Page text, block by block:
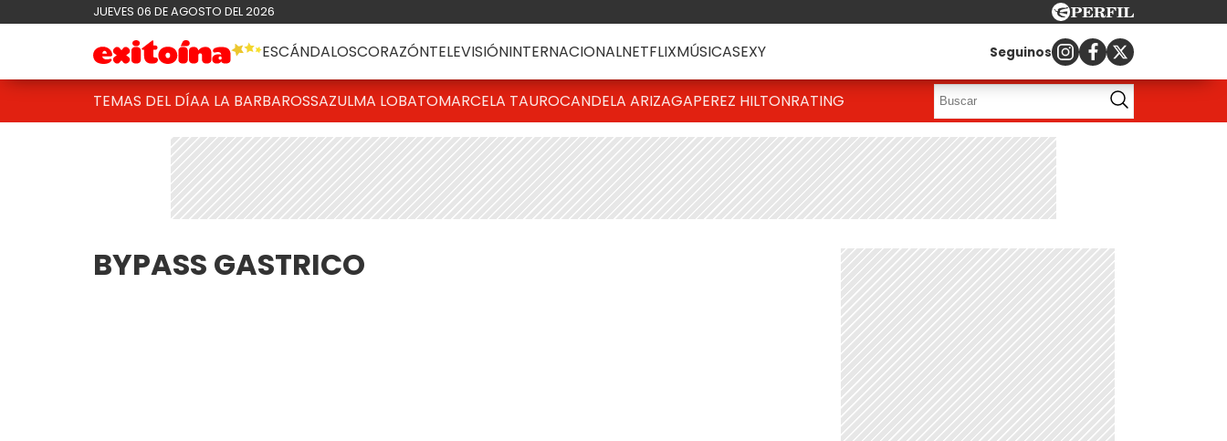
JUEVES 06 DE AGOSTO DEL 2026
ESCÁNDALOSCORAZÓNTELEVISIÓNINTERNACIONALNETFLIXMÚSICASEXY Seguinos
TEMAS DEL DÍAA LA BARBAROSSAZULMA LOBATOMARCELA TAUROCANDELA ARIZAGAPEREZ HILTONRATING
BYPASS GASTRICO